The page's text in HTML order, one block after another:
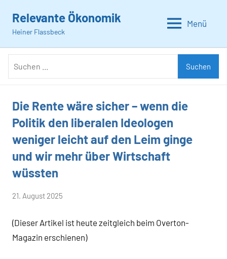
Inhalt
springen
Relevante Ökonomik
Heiner Flassbeck
Menü
Suchen
Allgemein
Die Rente wäre sicher – wenn die
Politik den liberalen Ideologen
weniger leicht auf den Leim ginge
und wir mehr über Wirtschaft
wüssten
von
Flassbeck
21. August 2025
(Dieser Artikel ist heute zeitgleich beim Overton-
Magazin erschienen)